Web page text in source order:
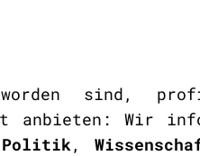
sind,
anbieten: Wir
Politik,